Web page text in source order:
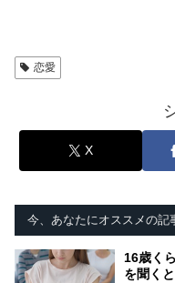
恋愛
X
今、あなたにオススメの記
16歳く
を聞く